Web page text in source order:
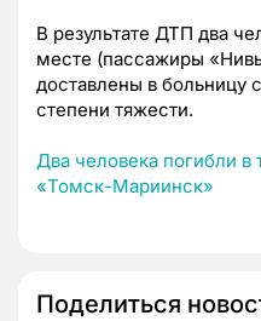
В результате ДТП два
месте (пассажиры
доставлены в больницу
степени тяжести.
Два человека погибли
«Томск-Мариинск»
Поделиться